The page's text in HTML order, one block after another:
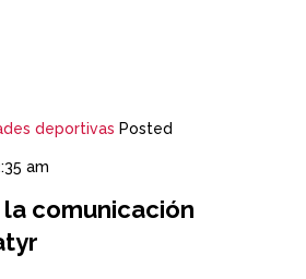
deportivas Posted
am
comunicación